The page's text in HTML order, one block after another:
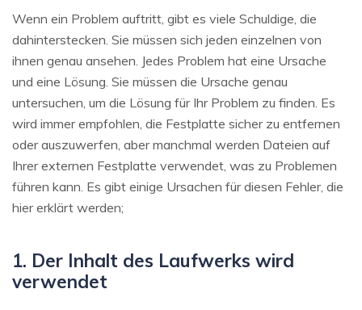
Wenn ein Problem auftritt, gibt es viele Schuldige, die
dahinterstecken. Sie müssen sich jeden einzelnen von
ihnen genau ansehen. Jedes Problem hat eine Ursache
und eine Lösung. Sie müssen die Ursache genau
untersuchen, um die Lösung für Ihr Problem zu finden. Es
wird immer empfohlen, die Festplatte sicher zu entfernen
oder auszuwerfen, aber manchmal werden Dateien auf
Ihrer externen Festplatte verwendet, was zu Problemen
führen kann. Es gibt einige Ursachen für diesen Fehler, die
hier erklärt werden;
1. Der Inhalt des Laufwerks wird
verwendet